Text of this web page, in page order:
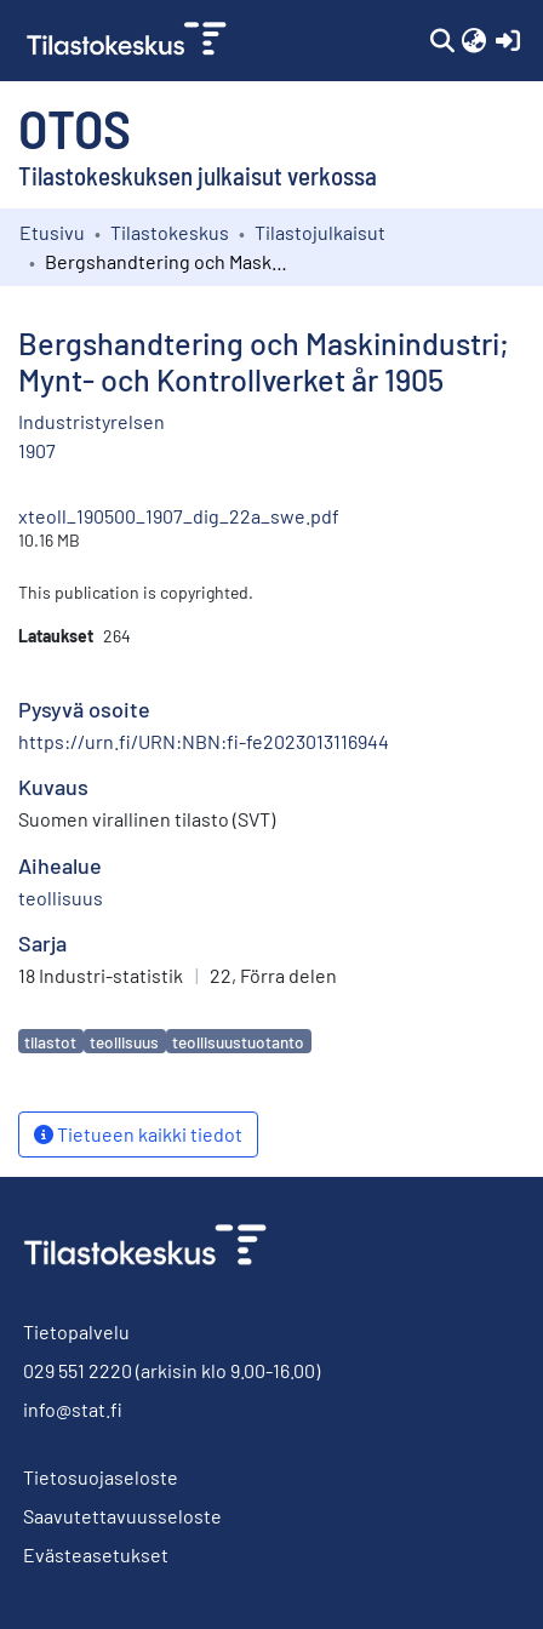
OTOS
Tilastokeskuksen julkaisut verkossa
Kokoelmat
Etusivu Tilastokeskus
Tilastojulkaisut
Bergshandtering och Maskinindustri;
Mynt- och Kontrollverket år 1905
Industristyrelsen
1907
xteoll_190500_1907_dig_22a_swe.pdf
10.16 MB
This publication is copyrighted.
Lataukset 264
Pysyvä osoite
https://urn.fi/URN:NBN:fi-fe2023013116944
Kuvaus
Suomen virallinen tilasto (SVT)
Aihealue
teollisuus
Sarja
18 Industri-statistik | 22, Förra delen
Avainsanat
tilastot teollisuus teollisuustuotanto
Tietueen kaikki tiedot
Tietopalvelu
029 551 2220 (arkisin klo 9.00-16.00)
info@stat.fi
Tietosuojaseloste
Saavutettavuusseloste
Evästeasetukset